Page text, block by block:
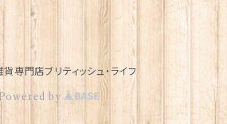
専門店ブリティッシュ・ライフ
Powered by